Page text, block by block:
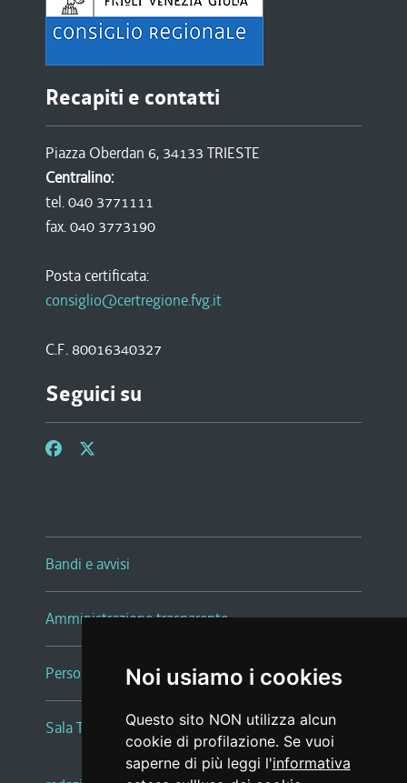
Noi usiamo i cookies
Questo sito NON utilizza alcun
cookie di profilazione. Se vuoi
saperne di più leggi l'informativa
Recapiti e contatti
Piazza Oberdan 6, 34133 TRIESTE
Centralino:
tel. 040 3771111
fax. 040 3773190
Posta certificata:
consiglio@certregione.fvg.it
C.F. 80016340327
Seguici su
Bandi e avvisi
Amministrazione trasparente
Persone e Uffici
Sala Tiziano Tessitori